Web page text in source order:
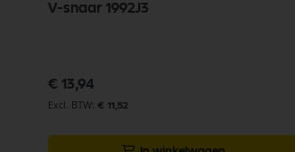
V-snaar 1992J3
€ 13,94
€ 11,52